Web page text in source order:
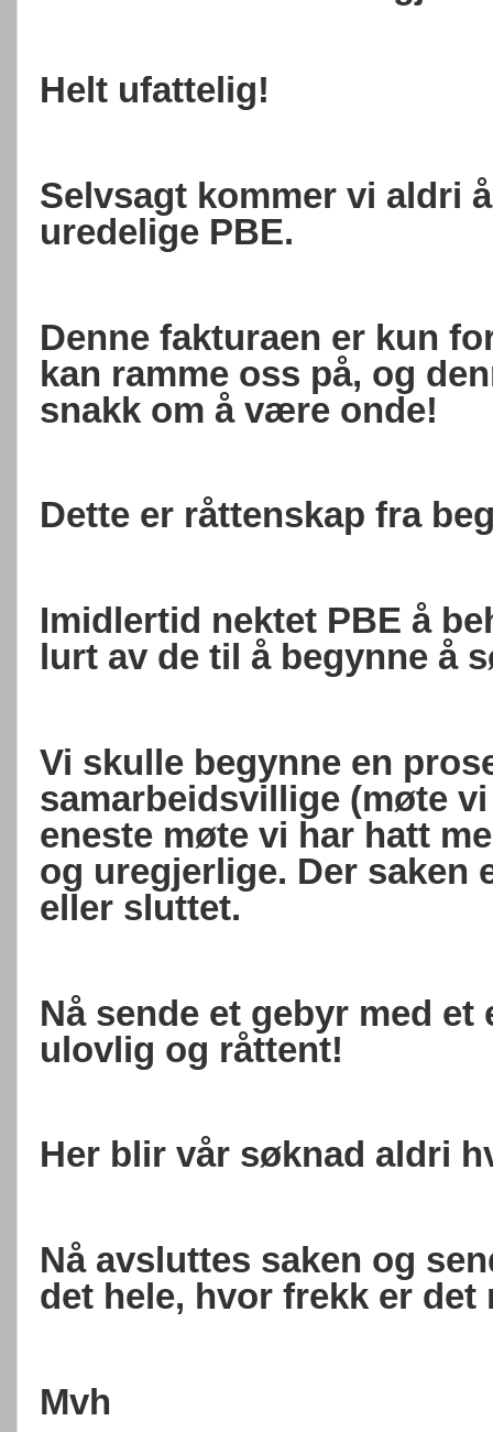
Helt ufattelig!
Selvsagt kommer vi aldri
uredelige PBE.
Denne fakturaen er kun
kan ramme oss på, og
snakk om å være onde!
Dette er råttenskap fra
Imidlertid nektet PBE å
lurt av de til å begynne å
Vi skulle begynne en
samarbeidsvillige (møte
eneste møte vi har hatt
og uregjerlige. Der saken
eller sluttet.
Nå sende et gebyr med
ulovlig og råttent!
Her blir vår søknad aldri
Nå avsluttes saken og
det hele, hvor frekk er
Mvh